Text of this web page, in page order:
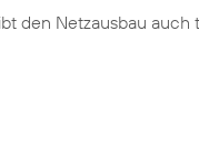
den Netzausbau auch